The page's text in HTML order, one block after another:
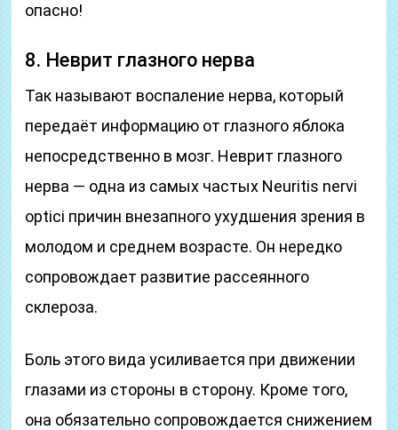
опасно!
8. Неврит глазного нерва
Так называют воспаление нерва, который
передаёт информацию от глазного яблока
непосредственно в мозг. Неврит глазного
нерва — одна из самых частых Neuritis nervi
optici причин внезапного ухудшения зрения в
молодом и среднем возрасте. Он нередко
сопровождает развитие рассеянного
склероза.
Боль этого вида усиливается при движении
глазами из стороны в сторону. Кроме того,
она обязательно сопровождается снижением